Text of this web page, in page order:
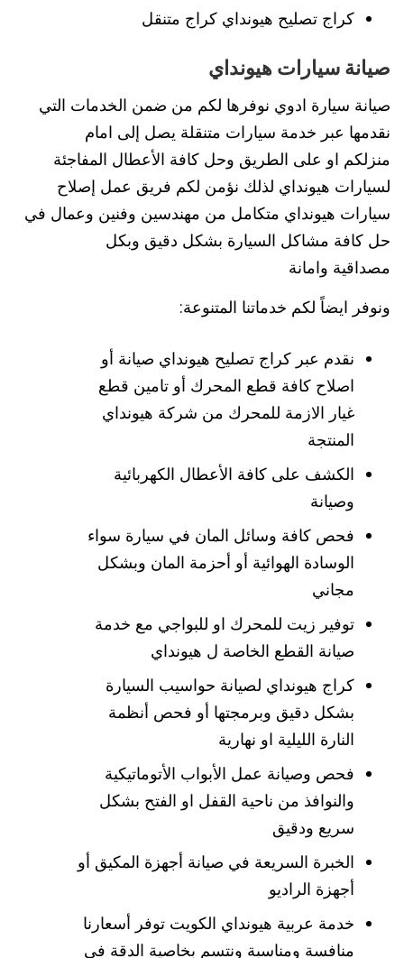
كراج تصليح هيونداي كراج متنقل
صيانة سيارات هيونداي
صيانة سيارة ادوي نوفرها لكم من ضمن الخدمات التي
نقدمها عبر خدمة سيارات متنقلة يصل إلى امام
منزلكم او على الطريق وحل كافة الأعطال المفاجئة
لسيارات هيونداي لذلك نؤمن لكم فريق عمل إصلاح
سيارات هيونداي متكامل من مهندسين وفنين وعمال في
حل كافة مشاكل السيارة بشكل دقيق وبكل
مصداقية وامانة
ونوفر ايضاً لكم خدماتنا المتنوعة:
نقدم عبر كراج تصليح هيونداي صيانة أو
اصلاح كافة قطع المحرك أو تامين قطع
غيار الازمة للمحرك من شركة هيونداي
المنتجة
الكشف على كافة الأعطال الكهربائية
وصيانة
فحص كافة وسائل المان في سيارة سواء
الوسادة الهوائية أو أحزمة المان وبشكل
مجاني
توفير زيت للمحرك او للبواجي مع خدمة
صيانة القطع الخاصة ل هيونداي
كراج هيونداي لصيانة حواسيب السيارة
بشكل دقيق وبرمجتها أو فحص أنظمة
النارة الليلية او نهارية
فحص وصيانة عمل الأبواب الأتوماتيكية
والنوافذ من ناحية القفل او الفتح بشكل
سريع ودقيق
الخبرة السريعة في صيانة أجهزة المكيق أو
أجهزة الراديو
خدمة عربية هيونداي الكويت توفر أسعارنا
منافسة ومناسبة ونتسم بخاصية الدقة في